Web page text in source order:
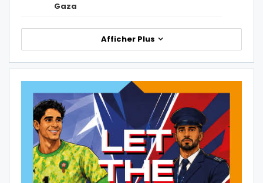
Gaza
Afficher Plus